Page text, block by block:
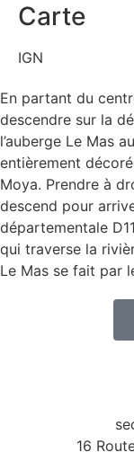
Carte
IGN
En partant du
descendre sur la
l’auberge Le Mas
entièrement
Moya. Prendre à
descend pour
départementale
qui traverse la
Le Mas se fait par
16